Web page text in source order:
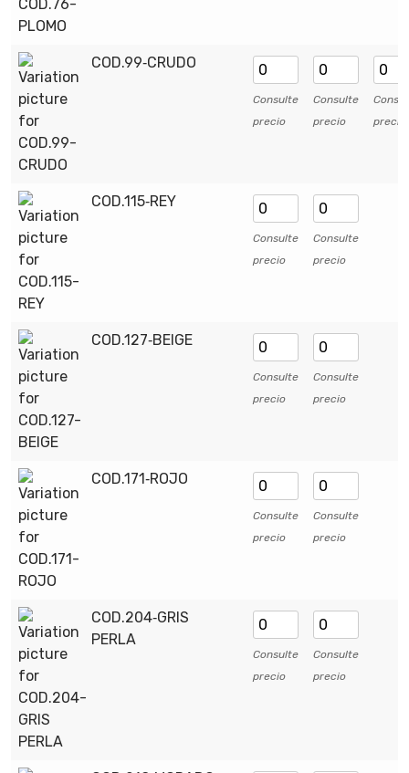
COD.99‑CRUDO
Consulte
precio
Consulte
precio
precio
COD.115‑REY
Consulte
precio
Consulte
precio
COD.127‑BEIGE
Consulte
precio
Consulte
precio
COD.171‑ROJO
Consulte
precio
Consulte
precio
COD.204‑GRIS
PERLA
Consulte
precio
Consulte
precio